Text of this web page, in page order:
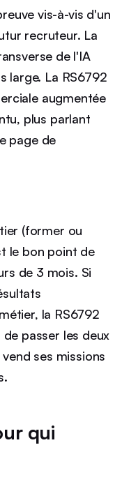
vis-à-vis d'un
recruteur. La
de l'IA
large. La RS6792
augmentée
plus parlant
page de
(former ou
le bon point de
de 3 mois. Si
la RS6792
passer les deux
ses missions
qui